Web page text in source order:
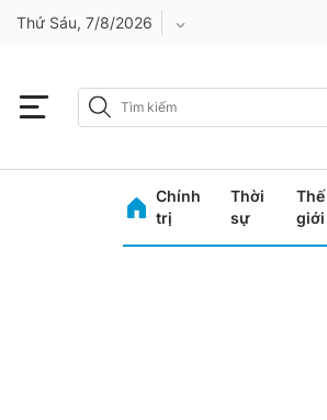
Thứ Sáu, 7/8/2026
Bình Phước
Chính
trị
Thời
sự
Thế
giới